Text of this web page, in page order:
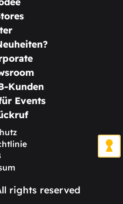
Kunden
Events
rights reserved